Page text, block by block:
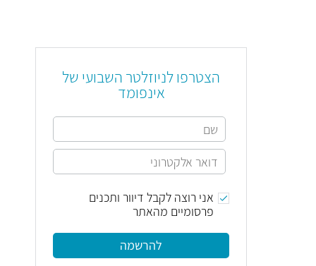
הצטרפו לניוזלטר השבועי של
אינפומד
אני רוצה לקבל דיוור ותכנים
פרסומיים מהאתר
להרשמה